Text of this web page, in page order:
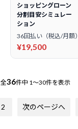
ショッピングローン
分割目安シミュレー
ション
36回払い（税込/月額）
¥19,500
全36件中 1～30件を表示
2 次のページへ